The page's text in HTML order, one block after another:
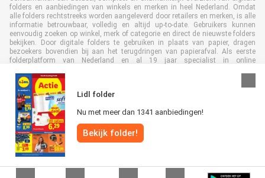
Lidl folder
Nu met meer dan 1341 aanbiedingen!
Bekijk folder!
folders en aanbiedingen van winkels en merken in heel Nederland. Omdat
alle folders rechtstreeks worden aangeleverd door retailers en merken, is alle
informatie betrouwbaar, volledig en altijd up-to-date. Gebruikers kunnen
eenvoudig zoeken op winkel, merk of categorie en direct de nieuwste folders
bekijken. Door digitale folders te gebruiken in plaats van papier, dragen
bezoekers bovendien bij aan het terugdringen van papierafval. Als eerste
folderplatform van Nederland en al 19 jaar specialist in online
met retailers en merken. Hierdoor zijn we uitgegroeid tot de toonaangevende
speler in de digitale foldermarkt.
Alle rechten voorbehouden © Folderz.nl 2026 |